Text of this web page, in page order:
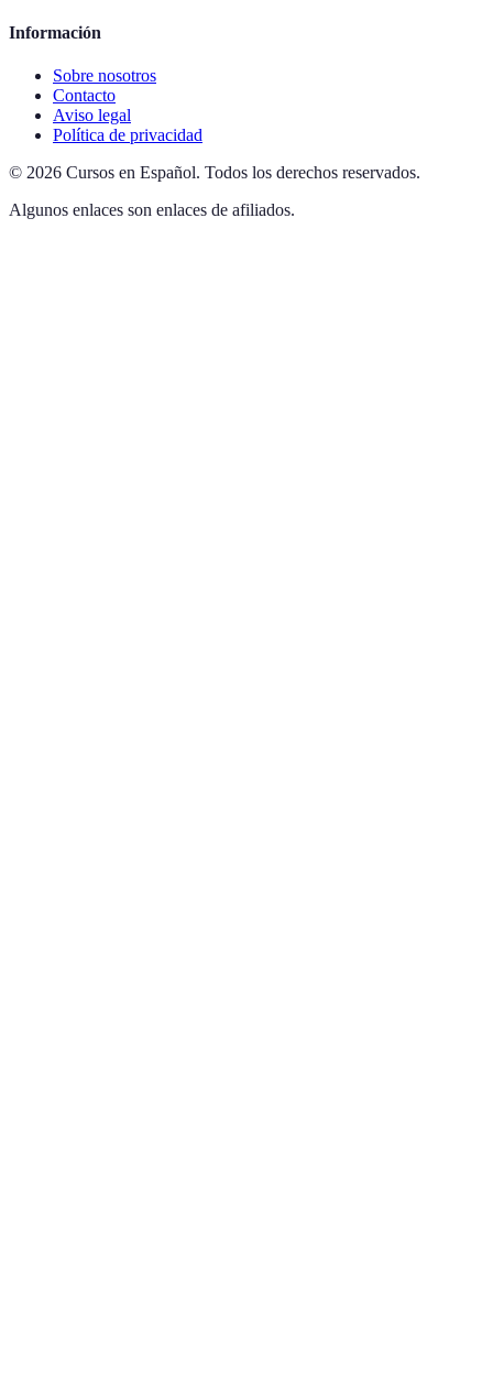
Información
Sobre nosotros
Contacto
Aviso legal
Política de privacidad
© 2026 Cursos en Español. Todos los derechos reservados.
Algunos enlaces son enlaces de afiliados.